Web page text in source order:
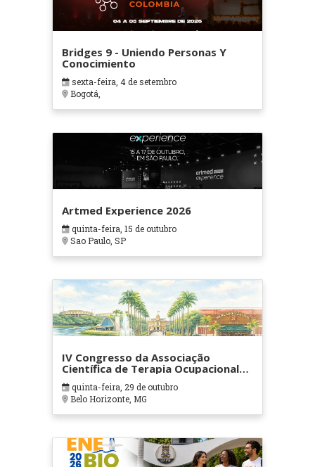
Bridges 9 - Uniendo Personas Y
Conocimiento
sexta-feira, 4 de setembro
Bogotá,
Artmed Experience 2026
quinta-feira, 15 de outubro
Sao Paulo, SP
IV Congresso da Associação
Científica de Terapia Ocupacional
em Contextos Hospitalares e
Cuidados Paliativos - ATOHOSP
quinta-feira, 29 de outubro
Belo Horizonte, MG